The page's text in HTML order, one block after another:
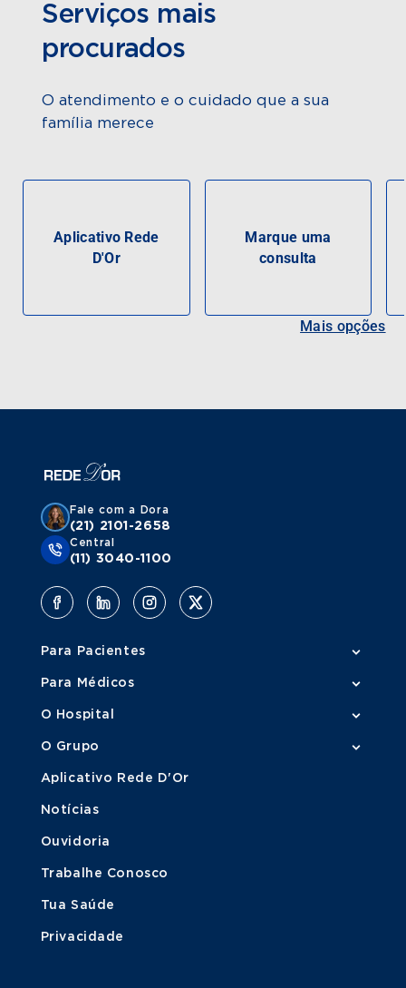
Serviços mais
procurados
O atendimento e o cuidado que a sua
família merece
Aplicativo Rede
D'Or
Marque uma
consulta
Mais opções
Fale com a Dora
(21) 2101-2658
Central
(11) 3040-1100
Para Pacientes
Para Médicos
O Hospital
O Grupo
Aplicativo Rede D'Or
Notícias
Ouvidoria
Trabalhe Conosco
Tua Saúde
Privacidade